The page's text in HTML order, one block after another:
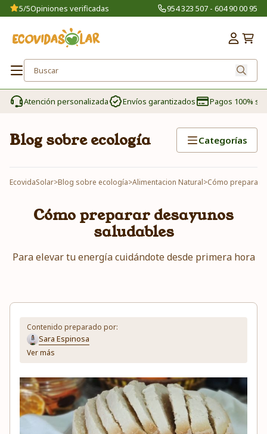
5/5Opiniones verificadas 954 323 507 - 604 90 00 95
Atención personalizada Envíos garantizados Pagos 100%
Blog sobre ecología Categorías
EcovidaSolar>Blog sobre ecología>Alimentacion Natural>Cómo preparar
Cómo preparar desayunos
saludables
Para elevar tu energía cuidándote desde primera hora
Contenido preparado por:
Sara Espinosa
Ver más